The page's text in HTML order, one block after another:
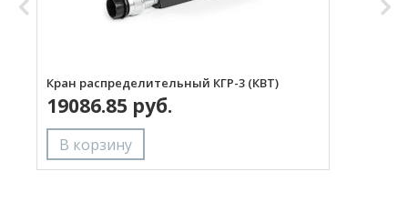
Кран распределительный КГР-3 (КВТ)
19086.85 руб.